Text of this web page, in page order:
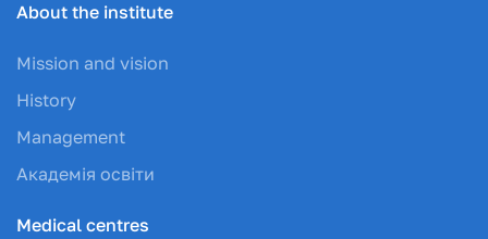
About the institute
Mission and vision
History
Management
Академія освіти
Medical centres